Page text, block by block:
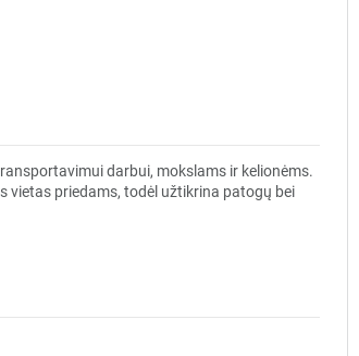
darbui, mokslams ir kelionėms.
vietas priedams, todėl užtikrina patogų bei